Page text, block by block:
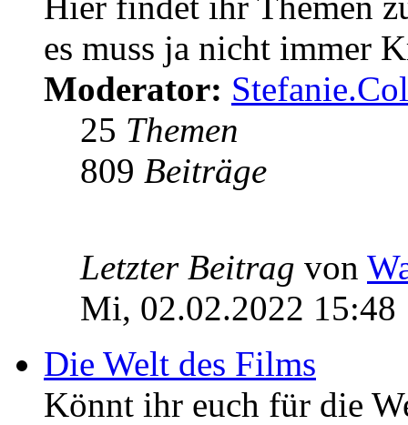
es muss ja nicht immer
Moderator:
25 Themen
809 Beiträge
Letzter Beitrag von
Mi, 02.02.2022 15:48
Die Welt des Films
Könnt ihr euch für die